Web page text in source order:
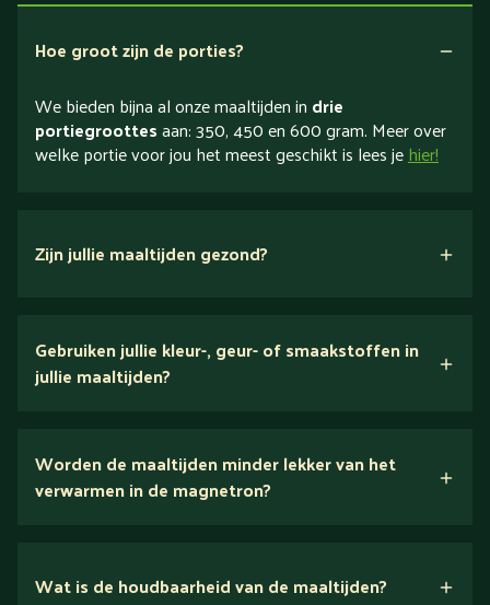
Hoe groot zijn de porties?
We bieden bijna al onze maaltijden in drie
portiegroottesaan: 350, 450 en 600 gram. Meer over
welke portie voor jou het meest geschikt is lees jehier!
Zijn jullie maaltijden gezond?
voedingsexperts
Gebruiken jullie kleur-, geur- of smaakstoffen in
jullie maaltijden?
Worden de maaltijden minder lekker van het
verwarmen in de magnetron?
Wat is de houdbaarheid van de maaltijden?